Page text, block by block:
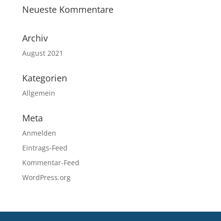
Neueste Kommentare
Archiv
August 2021
Kategorien
Allgemein
Meta
Anmelden
Eintrags-Feed
Kommentar-Feed
WordPress.org